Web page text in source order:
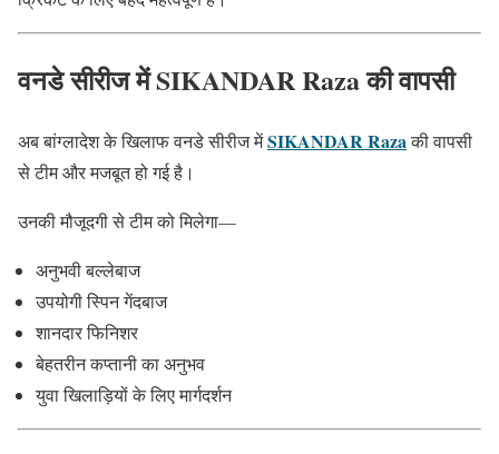
वनडे सीरीज में SIKANDAR Raza की वापसी
अब बांग्लादेश के खिलाफ वनडे सीरीज मेंSIKANDAR Razaकी वापसी
से टीम और मजबूत हो गई है।
उनकी मौजूदगी से टीम को मिलेगा—
अनुभवी बल्लेबाज
उपयोगी स्पिन गेंदबाज
शानदार फिनिशर
बेहतरीन कप्तानी का अनुभव
युवा खिलाड़ियों के लिए मार्गदर्शन